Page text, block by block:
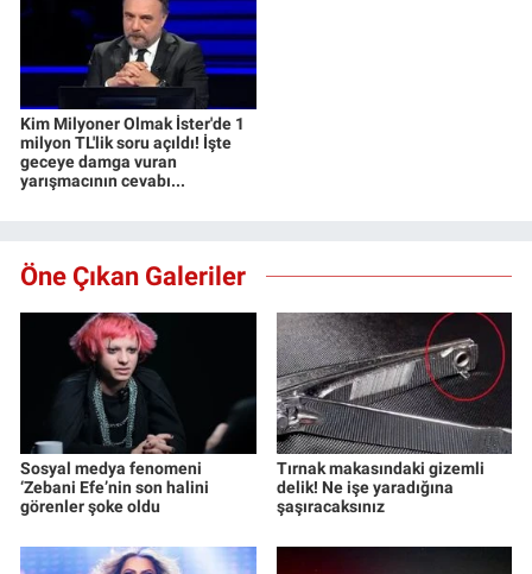
Kim Milyoner Olmak İster'de 1
milyon TL'lik soru açıldı! İşte
geceye damga vuran
yarışmacının cevabı...
Öne Çıkan Galeriler
Sosyal medya fenomeni
‘Zebani Efe’nin son halini
görenler şoke oldu
Tırnak makasındaki gizemli
delik! Ne işe yaradığına
şaşıracaksınız